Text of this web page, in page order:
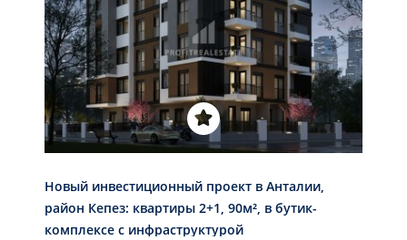
Новый инвестиционный проект в Анталии,
район Кепез: квартиры 2+1, 90м², в бутик-
комплексе с инфраструктурой